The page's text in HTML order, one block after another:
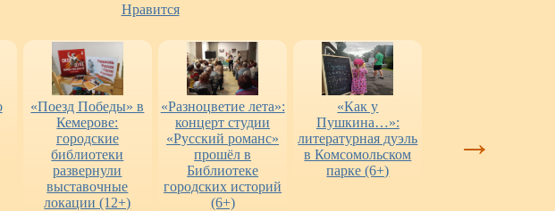
Нравится
«Поезд Победы» в
Кемерове:
городские
библиотеки
развернули
выставочные
локации (12+)
«Разноцветие лета»:
концерт студии
«Русский романс»
прошёл в
Библиотеке
городских историй
(6+)
«Как у
Пушкина…»:
литературная дуэль
в Комсомольском
парке (6+)
экскурсии в места,
→